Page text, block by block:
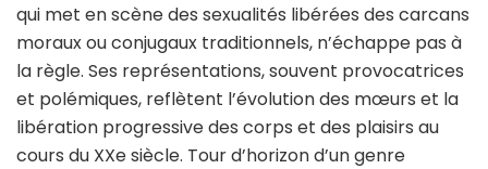
qui met en scène des sexualités libérées des carcans
moraux ou conjugaux traditionnels, n’échappe pas à
la règle. Ses représentations, souvent provocatrices
et polémiques, reflètent l’évolution des mœurs et la
libération progressive des corps et des plaisirs au
cours du XXe siècle. Tour d’horizon d’un genre